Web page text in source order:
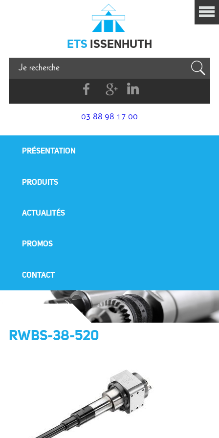
Issenhuth
ETS ISSENHUTH
FacebookG+
Linkedin
03 88 98 17 00
PRÉSENTATION
PRODUITS
ACTUALITÉS
PROMOS
CONTACT
RWBS-38-520